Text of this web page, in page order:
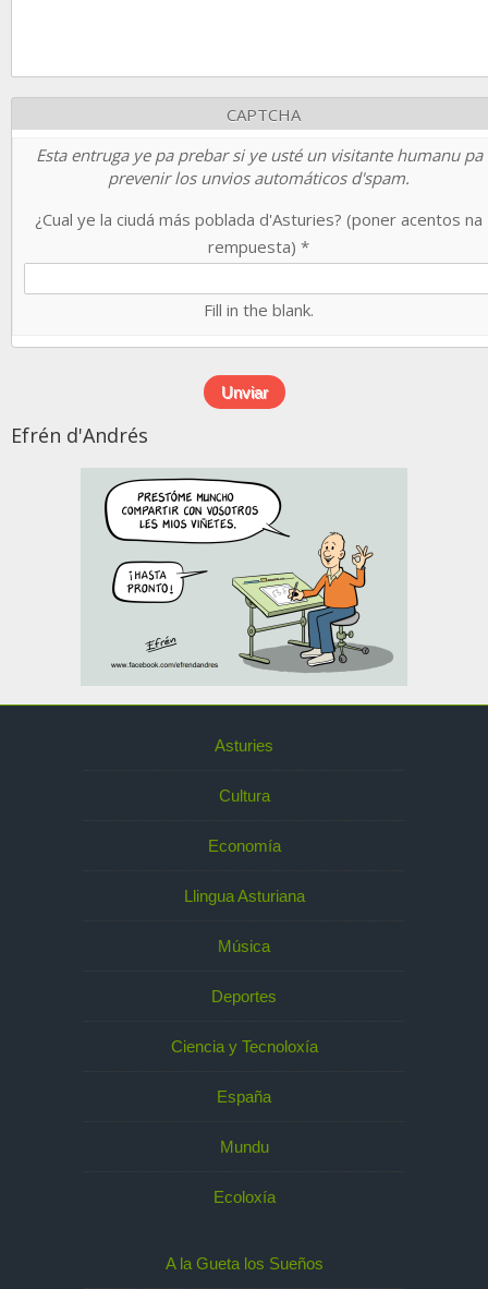
CAPTCHA
Esta entruga ye pa prebar si ye usté un visitante humanu pa
prevenir los unvios automáticos d'spam.
¿Cual ye la ciudá más poblada d'Asturies? (poner acentos na
rempuesta) *
Fill in the blank.
Efrén d'Andrés
Asturies
Cultura
Economía
Llingua Asturiana
Música
Deportes
Ciencia y Tecnoloxía
España
Mundu
Ecoloxía
A la Gueta los Sueños